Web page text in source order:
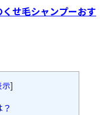
くせ毛シャンプーおす
]